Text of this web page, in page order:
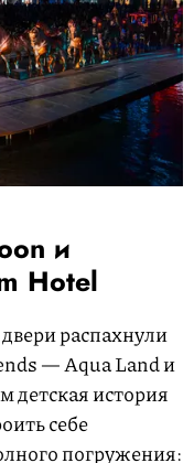
и
Hotel
распахнули
— Aqua Land и
детская история
себе
погружения: